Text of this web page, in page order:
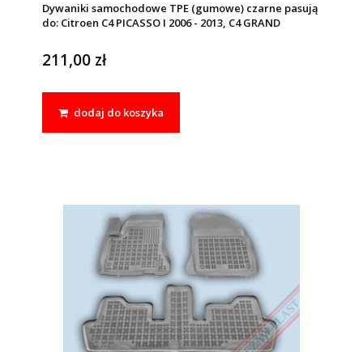
Dywaniki samochodowe TPE (gumowe) czarne pasują
do: Citroen C4 PICASSO I 2006 - 2013, C4 GRAND
211,00 zł
dodaj do koszyka